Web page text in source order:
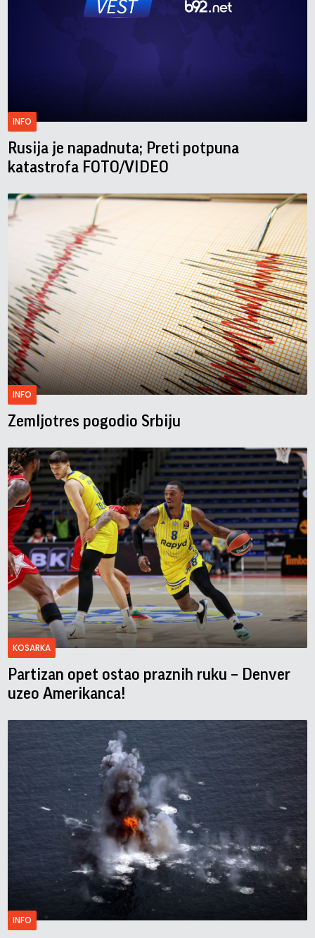
INFO
Rusija je napadnuta; Preti potpuna
katastrofa FOTO/VIDEO
INFO
Zemljotres pogodio Srbiju
KOSARKA
Partizan opet ostao praznih ruku – Denver
uzeo Amerikanca!
INFO